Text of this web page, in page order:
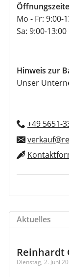
Mo - Fr: 9:00-
Sa: 9:00-13:00
Hinweis zur
Unser
+49 5651-
Aktuelles
Reinhardt
Dienstag, 2. Juni